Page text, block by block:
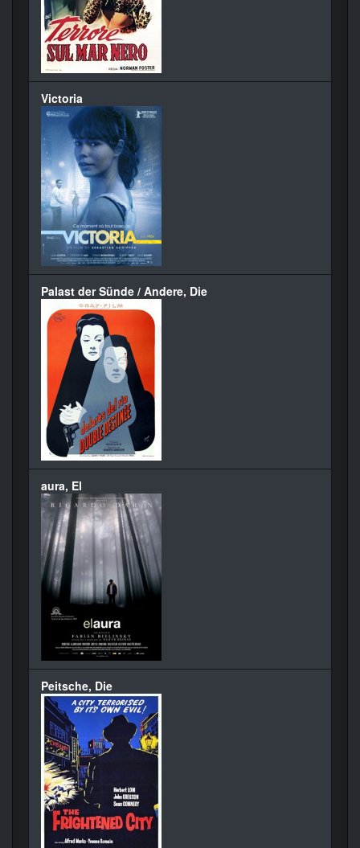
Victoria
Palast der Sünde / Andere, Die
aura, El
Peitsche, Die